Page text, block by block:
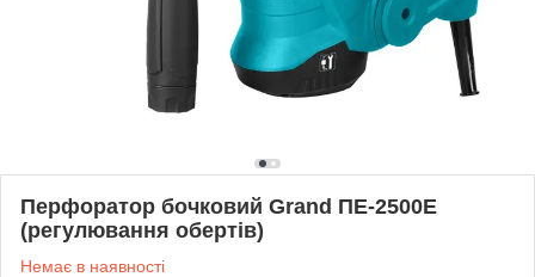
Перфоратор бочковий Grand ПЕ-2500Е
(регулювання обертів)
Немає в наявності